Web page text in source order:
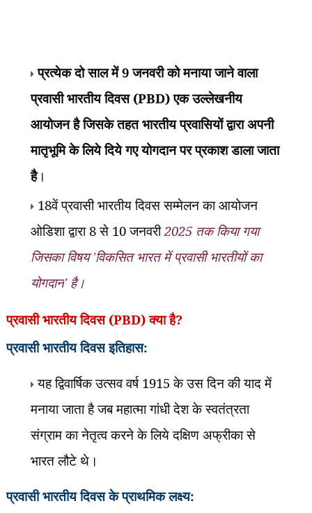
प्रत्येक दो साल में9जनवरी को मनाया जाने वाला
प्रवासी भारतीय दिवस (PBD)एक उल्लेखनीय
आयोजन है जिसके तहत भारतीय प्रवासियों द्वारा अपनी
मातृभूमि के लिये दिये गए योगदान पर प्रकाश डाला जाता
है।
18वें प्रवासी भारतीय दिवस सम्मेलन का आयोजन
ओडिशा द्वारा8से 10जनवरी2025तक किया गया
जिसका विषय'विकसित भारत में प्रवासी भारतीयों का
योगदान' है।
प्रवासी भारतीय दिवस (PBD)क्या है?
प्रवासी भारतीय दिवसइतिहास:
यह द्विवार्षिक उत्सव वर्ष 1915 के उस दिन की याद में
मनाया जाता है जब महात्मा गांधी देश के स्वतंत्रता
संग्राम का नेतृत्व करने के लिये दक्षिण अफ्रीका से
भारत लौटे थे।
प्रवासी भारतीय दिवसके प्राथमिक लक्ष्य: